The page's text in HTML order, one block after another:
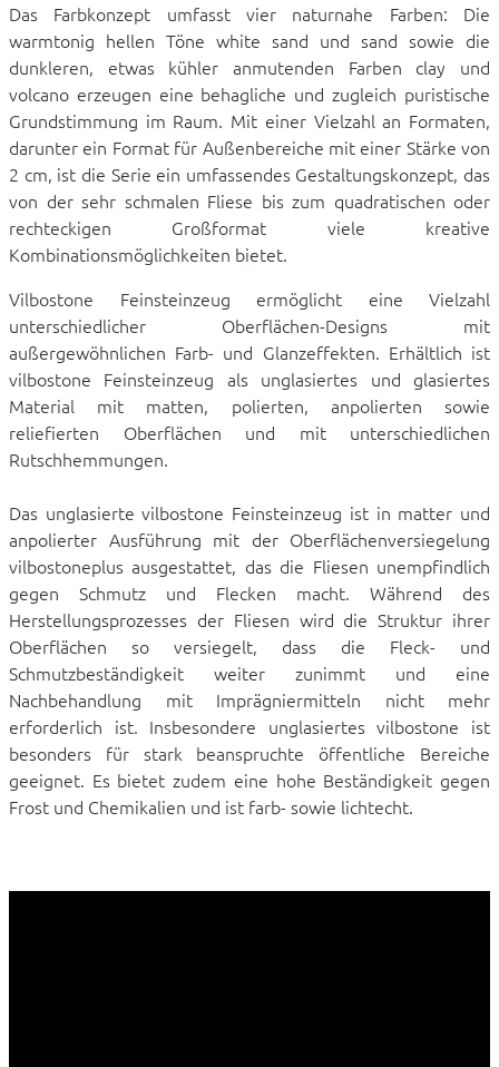
Das Farbkonzept umfasst vier naturnahe Farben: Die
warmtonig hellen Töne white sand und sand sowie die
dunkleren, etwas kühler anmutenden Farben clay und
volcano erzeugen eine behagliche und zugleich puristische
Grundstimmung im Raum. Mit einer Vielzahl an Formaten,
darunter ein Format für Außenbereiche mit einer Stärke von
2 cm, ist die Serie ein umfassendes Gestaltungskonzept, das
von der sehr schmalen Fliese bis zum quadratischen oder
rechteckigen Großformat viele kreative
Kombinationsmöglichkeiten bietet.
Vilbostone Feinsteinzeug ermöglicht eine Vielzahl
unterschiedlicher Oberflächen-Designs mit
außergewöhnlichen Farb- und Glanzeffekten. Erhältlich ist
vilbostone Feinsteinzeug als unglasiertes und glasiertes
Material mit matten, polierten, anpolierten sowie
reliefierten Oberflächen und mit unterschiedlichen
Rutschhemmungen.
Das unglasierte vilbostone Feinsteinzeug ist in matter und
anpolierter Ausführung mit der Oberflächenversiegelung
vilbostoneplus ausgestattet, das die Fliesen unempfindlich
gegen Schmutz und Flecken macht. Während des
Herstellungsprozesses der Fliesen wird die Struktur ihrer
Oberflächen so versiegelt, dass die Fleck- und
Schmutzbeständigkeit weiter zunimmt und eine
Nachbehandlung mit Imprägniermitteln nicht mehr
erforderlich ist. Insbesondere unglasiertes vilbostone ist
besonders für stark beanspruchte öffentliche Bereiche
geeignet. Es bietet zudem eine hohe Beständigkeit gegen
Frost und Chemikalien und ist farb- sowie lichtecht.